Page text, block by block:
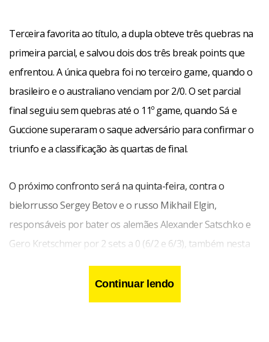
Terceira favorita ao título, a dupla obteve três quebras na
primeira parcial, e salvou dois dos três break points que
enfrentou. A única quebra foi no terceiro game, quando o
brasileiro e o australiano venciam por 2/0. O set parcial
final seguiu sem quebras até o 11º game, quando Sá e
Guccione superaram o saque adversário para confirmar o
triunfo e a classificação às quartas de final.
O próximo confronto será na quinta-feira, contra o
bielorrusso Sergey Betov e o russo Mikhail Elgin,
responsáveis por bater os alemães Alexander Satschko e
Gero Kretschmer por 2 sets a 0 (6/2 e 6/3), também nesta
Continuar lendo